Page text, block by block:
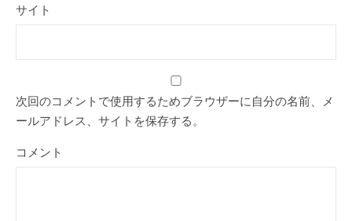
サイト
次回のコメントで使用するためブラウザーに自分の名前、メ
ールアドレス、サイトを保存する。
コメント